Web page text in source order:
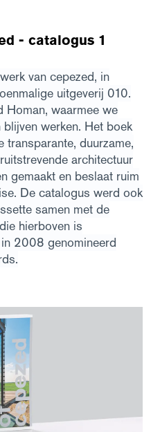
- catalogus 1
van cepezed, in
uitgeverij 010.
Homan, waarmee we
werken. Het boek
transparante, duurzame,
architectuur
gemaakt en beslaat ruim
De catalogus werd ook
samen met de
hierboven is
2008 genomineerd